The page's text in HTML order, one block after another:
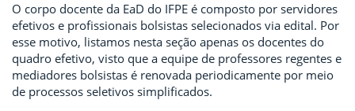
O corpo docente da EaD do IFPE é composto por servidores
efetivos e profissionais bolsistas selecionados via edital. Por
esse motivo, listamos nesta seção apenas os docentes do
quadro efetivo, visto que a equipe de professores regentes e
mediadores bolsistas é renovada periodicamente por meio
de processos seletivos simplificados.